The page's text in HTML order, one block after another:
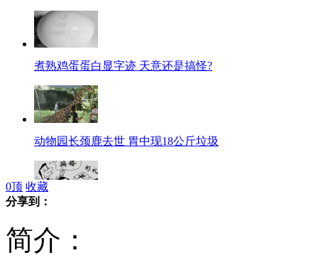
煮熟鸡蛋蛋白显字迹 天意还是搞怪?
动物园长颈鹿去世 胃中现18公斤垃圾
0顶 收藏
分享到：
简介：